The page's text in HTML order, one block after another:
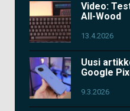
Video:
All-Wood
13.4.2026
Uusi
Google
9.3.2026